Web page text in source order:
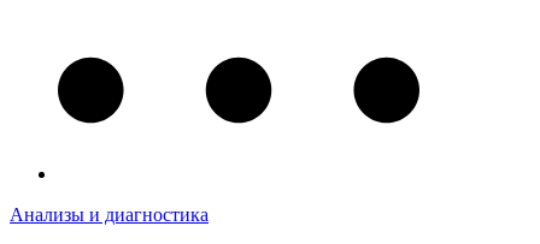
Анализы и диагностика